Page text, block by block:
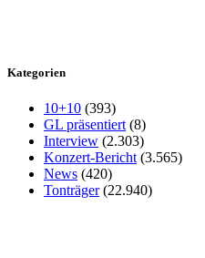
Kategorien
10+10 (393)
GL präsentiert (8)
Interview (2.303)
Konzert-Bericht (3.565)
News (420)
Tonträger(22.940)